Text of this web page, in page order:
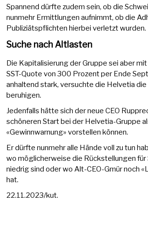
Spannend dürfte zudem sein, ob die
nunmehr Ermittlungen aufnimmt, ob die
Publiziätspflichten hierbei verletzt wurden.
Suche nach Altlasten
Die Kapitalisierung der Gruppe sei aber
SST-Quote von 300 Prozent per Ende
anhaltend stark, versuchte die Helvetia
beruhigen.
Jedenfalls hätte sich der neue CEO
schöneren Start bei der Helvetia-Gruppe
«Gewinnwarnung» vorstellen können.
Er dürfte nunmehr alle Hände voll zu tun
wo möglicherweise die Rückstellungen für
niedrig sind oder wo Alt-CEO-Gmür noch
hat.
22.11.2023/kut.